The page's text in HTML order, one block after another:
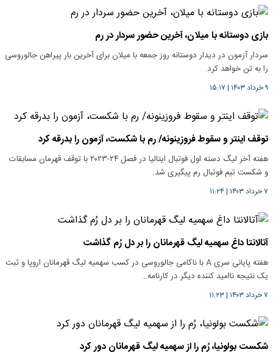
بازی دوستانه با میلان، آخرین حضور سردار در رم
سردار آزمون در دیدار دوستانه روز جمعه با میلان برای آخرین بار پیراهن جالوروسی
را به تن خواهد کرد.
۹ خرداد ۱۴۰۳ | ۱۵:۱۷
توقف اینتر و سقوط فروزینونه/ رم با شکست، آزمون را بدرقه کرد
هفته آخر لیگ دسته اول فوتبال ایتالیا در فصل ۲۴-۲۰۲۳ با توقف قهرمان مسابقات
و شکست تیم فوتبال رم پیگیری شد.
۷ خرداد ۱۴۰۳ |۱۱:۲۴
آتالانتا داغ سهمیه لیگ قهرمانان را بر دل رُم گذاشت
هفته پایانی سری A با ناکامی جالوروسی در کسب سهمیه لیگ قهرمانان اروپا و ثبت
یک نتیجه ناامید کننده دیگر در کارنامه…
۷ خرداد ۱۴۰۳ |۱۱:۲۳
شکست بولونیا، رُم را از سهمیه لیگ قهرمانان دور کرد